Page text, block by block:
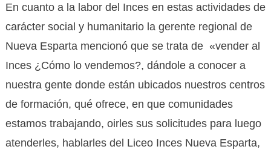
En cuanto a la labor del Inces en estas actividades de
carácter social y humanitario la gerente regional de
Nueva Esparta mencionó que se trata de «vender al
Inces ¿Cómo lo vendemos?, dándole a conocer a
nuestra gente donde están ubicados nuestros centros
de formación, qué ofrece, en que comunidades
estamos trabajando, oirles sus solicitudes para luego
atenderles, hablarles del Liceo Inces Nueva Esparta,